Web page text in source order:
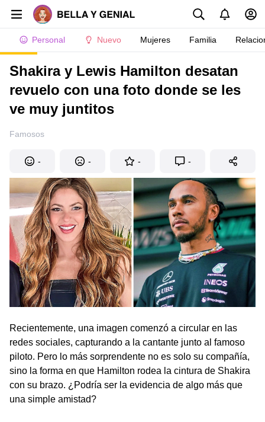
Personal Nuevo Mujeres Familia
Shakira y Lewis Hamilton desatan
revuelo con una foto donde se les
ve muy juntitos
Famosos
- - - -
Recientemente, una imagen comenzó a circular en las
redes sociales, capturando a la cantante junto al famoso
piloto. Pero lo más sorprendente no es solo su compañía,
sino la forma en que Hamilton rodea la cintura de Shakira
con su brazo. ¿Podría ser la evidencia de algo más que
una simple amistad?